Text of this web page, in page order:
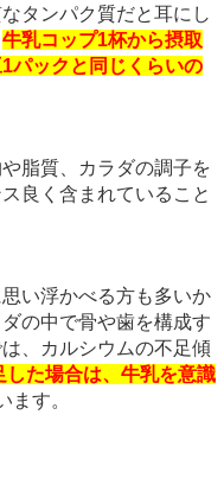
タンパク質だと耳にし
牛乳コップ1杯から摂取
パックと同じくらいの
脂質、カラダの調子を
良く含まれていること
い浮かべる方も多いか
の中で骨や歯を構成す
、カルシウムの不足傾
した場合は、牛乳を意識
ます。